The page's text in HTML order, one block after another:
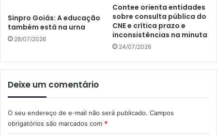
Sinpro Goiás: A educação
também está na urna
28/07/2026
Contee orienta entidades
sobre consulta pública do
CNE e crítica prazo e
inconsistências na minuta
24/07/2026
Deixe um comentário
O seu endereço de e-mail não será publicado. Campos
obrigatórios são marcados com *